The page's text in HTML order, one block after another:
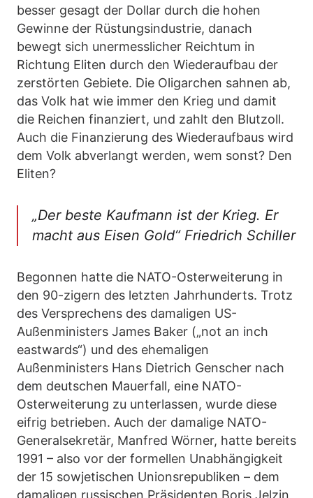
besser gesagt der Dollar durch die hohen
Gewinne der Rüstungsindustrie, danach
bewegt sich unermesslicher Reichtum in
Richtung Eliten durch den Wiederaufbau der
zerstörten Gebiete. Die Oligarchen sahnen ab,
das Volk hat wie immer den Krieg und damit
die Reichen finanziert, und zahlt den Blutzoll.
Auch die Finanzierung des Wiederaufbaus wird
dem Volk abverlangt werden, wem sonst? Den
Eliten?
„Der beste Kaufmann ist der Krieg. Er
macht aus Eisen Gold“ Friedrich Schiller
Begonnen hatte die NATO-Osterweiterung in
den 90-zigern des letzten Jahrhunderts. Trotz
des Versprechens des damaligen US-
Außenministers James Baker („not an inch
eastwards“) und des ehemaligen
Außenministers Hans Dietrich Genscher nach
dem deutschen Mauerfall, eine NATO-
Osterweiterung zu unterlassen, wurde diese
eifrig betrieben. Auch der damalige NATO-
Generalsekretär, Manfred Wörner, hatte bereits
1991 – also vor der formellen Unabhängigkeit
der 15 sowjetischen Unionsrepubliken – dem
damaligen russischen Präsidenten Boris Jelzin